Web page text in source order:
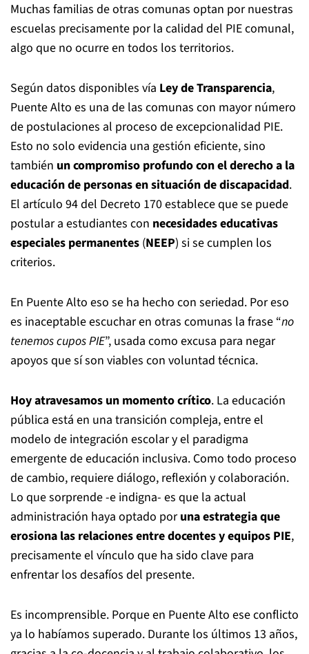
Muchas familias de otras comunas optan por nuestras
escuelas precisamente por la calidad del PIE comunal,
algo que no ocurre en todos los territorios.
Según datos disponibles vía Ley de Transparencia,
Puente Alto es una de las comunas con mayor número
de postulaciones al proceso de excepcionalidad PIE.
Esto no solo evidencia una gestión eficiente, sino
también un compromiso profundo con el derecho a la
educación de personas en situación de discapacidad.
El artículo 94 del Decreto 170 establece que se puede
postular a estudiantes con necesidades educativas
especiales permanentes (NEEP) si se cumplen los
criterios.
En Puente Alto eso se ha hecho con seriedad. Por eso
es inaceptable escuchar en otras comunas la frase “no
tenemos cupos PIE”, usada como excusa para negar
apoyos que sí son viables con voluntad técnica.
Hoy atravesamos un momento crítico. La educación
pública está en una transición compleja, entre el
modelo de integración escolar y el paradigma
emergente de educación inclusiva. Como todo proceso
de cambio, requiere diálogo, reflexión y colaboración.
Lo que sorprende -e indigna- es que la actual
administración haya optado poruna estrategia que
erosiona las relaciones entre docentes y equipos PIE,
precisamente el vínculo que ha sido clave para
enfrentar los desafíos del presente.
Es incomprensible. Porque en Puente Alto ese conflicto
ya lo habíamos superado. Durante los últimos 13 años,